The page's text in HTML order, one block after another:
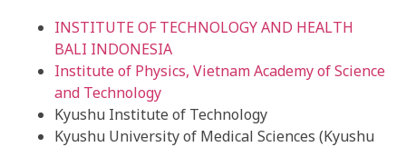
INSTITUTE OF TECHNOLOGY AND HEALTH
BALI INDONESIA
Institute of Physics, Vietnam Academy of Science
and Technology
Kyushu Institute of Technology
Kyushu University of Medical Sciences (Kyushu